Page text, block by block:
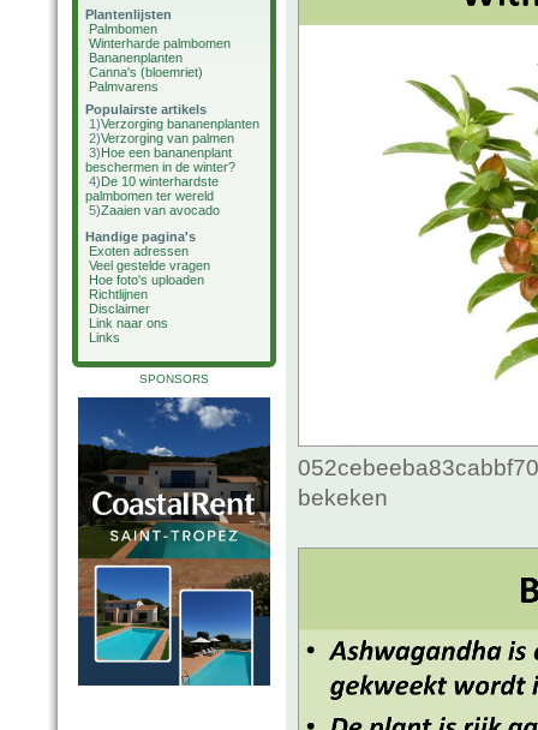
Plantenlijsten
Palmbomen
Winterharde palmbomen
Bananenplanten
Canna's (bloemriet)
Palmvarens
Populairste artikels
1)Verzorging bananenplanten
2)Verzorging van palmen
3)Hoe een bananenplant
beschermen in de winter?
4)De 10 winterhardste
palmbomen ter wereld
5)Zaaien van avocado
Handige pagina's
Exoten adressen
Veel gestelde vragen
Hoe foto's uploaden
Richtlijnen
Disclaimer
Link naar ons
Links
SPONSORS
bekeken